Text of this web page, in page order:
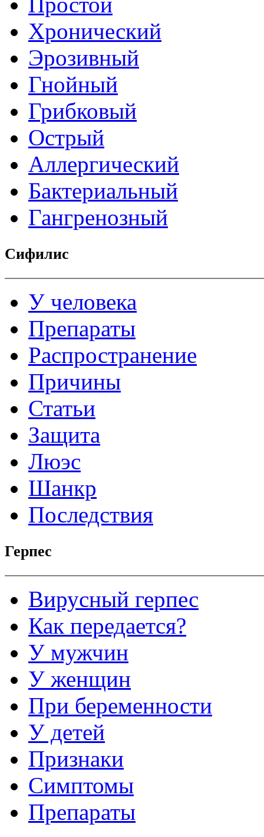
Хронический
Эрозивный
Гнойный
Грибковый
Острый
Аллергический
Бактериальный
Гангренозный
Сифилис
У человека
Препараты
Распространение
Причины
Статьи
Защита
Люэс
Шанкр
Последствия
Герпес
Вирусный герпес
Как передается?
У мужчин
У женщин
При беременности
У детей
Признаки
Симптомы
Препараты